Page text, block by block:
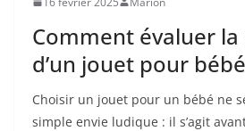
Comment évaluer
d’un jouet pour
Choisir un jouet pour un bébé ne
simple envie ludique : il s’agit